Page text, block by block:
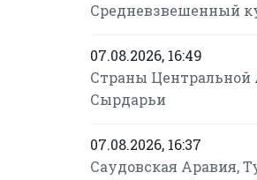
Средневзвешенный
07.08.2026, 16:49
Страны Центральной
Сырдарьи
07.08.2026, 16:37
Саудовская Аравия,